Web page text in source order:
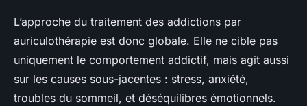
L’approche du traitement des addictions par
auriculothérapie est donc globale. Elle ne cible pas
uniquement le comportement addictif, mais agit aussi
sur les causes sous-jacentes : stress, anxiété,
troubles du sommeil, et déséquilibres émotionnels.